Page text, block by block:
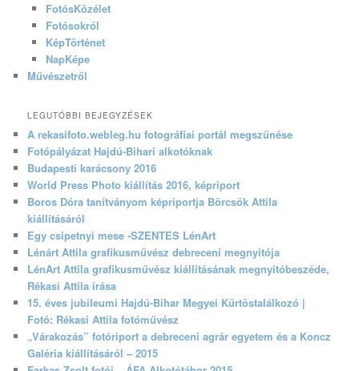
FotósKözélet
Fotósokról
KépTörténet
NapKépe
Művészetről
LEGUTÓBBI BEJEGYZÉSEK
A rekasifoto.webleg.hu fotográfiai portál megszűnése
Fotópályázat Hajdú-Bihari alkotóknak
Budapesti karácsony 2016
World Press Photo kiállítás 2016, képriport
Boros Dóra tanítványom képriportja Börcsök Attila
kiállításáról
Egy csipetnyi mese -SZENTES LénArt
Lénárt Attila grafikusművész debreceni megnyitója
LénArt Attila grafikusművész kiállításának megnyitóbeszéde,
Rékasi Attila írása
15. éves jubileumi Hajdú-Bihar Megyei Kürtöstalálkozó |
Fotó: Rékasi Attila fotóművész
„Várakozás” fotóriport a debreceni agrár egyetem és a Koncz
Galéria kiállításáról – 2015